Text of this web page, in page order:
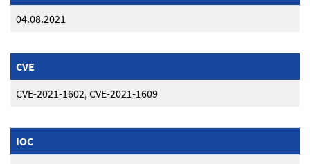
04.08.2021
CVE
CVE-2021-1602, CVE-2021-1609
IOC